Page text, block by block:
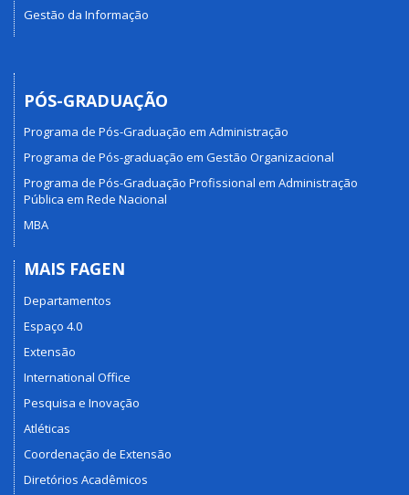
Gestão da Informação
PÓS-GRADUAÇÃO
Programa de Pós-Graduação em Administração
Programa de Pós-graduação em Gestão Organizacional
Programa de Pós-Graduação Profissional em Administração
Pública em Rede Nacional
MBA
MAIS FAGEN
Departamentos
Espaço 4.0
Extensão
International Office
Pesquisa e Inovação
Atléticas
Coordenação de Extensão
Diretórios Acadêmicos